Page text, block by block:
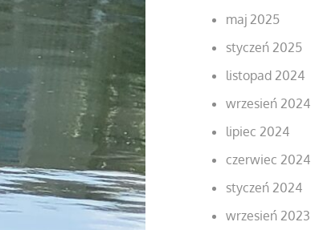
maj 2025
styczeń 2025
listopad 2024
wrzesień 2024
lipiec 2024
czerwiec 2024
styczeń 2024
wrzesień 2023